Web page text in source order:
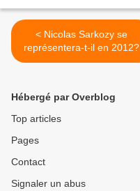
< Nicolas Sarkozy se
représentera-t-il en 2012?
Hébergé par Overblog
Top articles
Pages
Contact
Signaler un abus